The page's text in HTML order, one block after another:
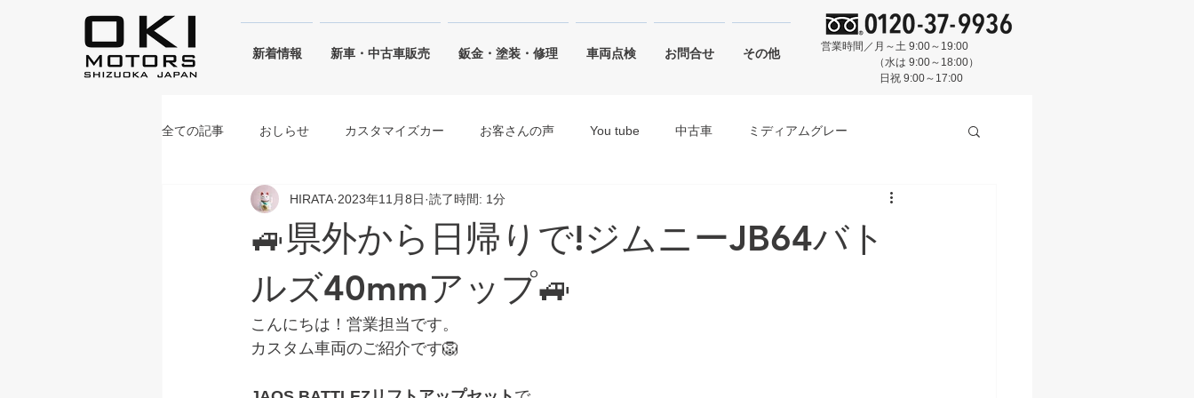
​新着情報 新車・中古車販売 鈑金・塗装・修理 車両点検 お問合せ その他
営業時間／月～土 9:00～19:00
（水は 9:00～18:00）
日祝 9:00～17:00
全ての記事 おしらせ カスタマイズカー お客さんの声 You tube 中古車 ミディアムグレー
シフォンアイボリーメタリック ジャングルグリーン
ブルーイッシュブラックパール キネティックイエロー
🚙県外から日帰りで!ジムニーJB64バト
ルズ40mmアップ🚙
HIRATA 2023年11月8日 読了時間: 1分
こんにちは！営業担当です。
カスタム車両のご紹介です🦁